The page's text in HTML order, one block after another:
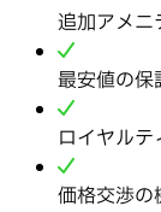
追加アメニ
最安値の保
ロイヤルテ
価格交渉の